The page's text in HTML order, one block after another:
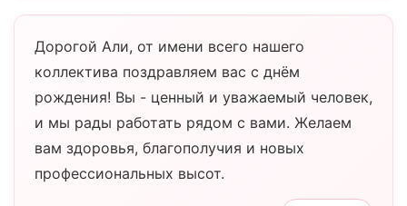
Дорогой Али, от имени всего нашего
коллектива поздравляем вас с днём
рождения! Вы - ценный и уважаемый человек,
и мы рады работать рядом с вами. Желаем
вам здоровья, благополучия и новых
профессиональных высот.